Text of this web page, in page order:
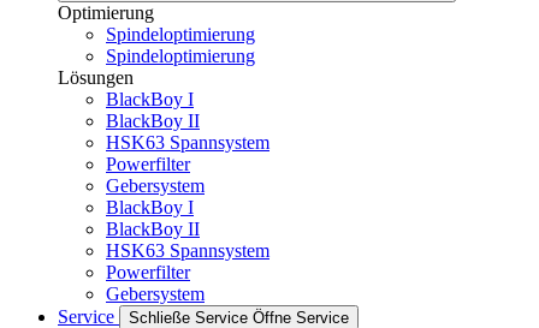
Optimierung
Spindeloptimierung
Spindeloptimierung
Lösungen
BlackBoy I
BlackBoy II
HSK63 Spannsystem
Powerfilter
Gebersystem
BlackBoy I
BlackBoy II
HSK63 Spannsystem
Powerfilter
Gebersystem
Service
Schließe Service Öffne Service